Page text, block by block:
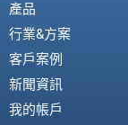
產品
行業&方案
客戶案例
新聞資訊
我的帳戶